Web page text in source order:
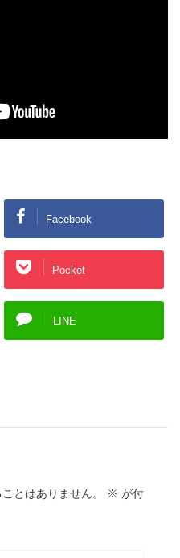
Facebook
Pocket
LINE
とはありません。 ※ が付